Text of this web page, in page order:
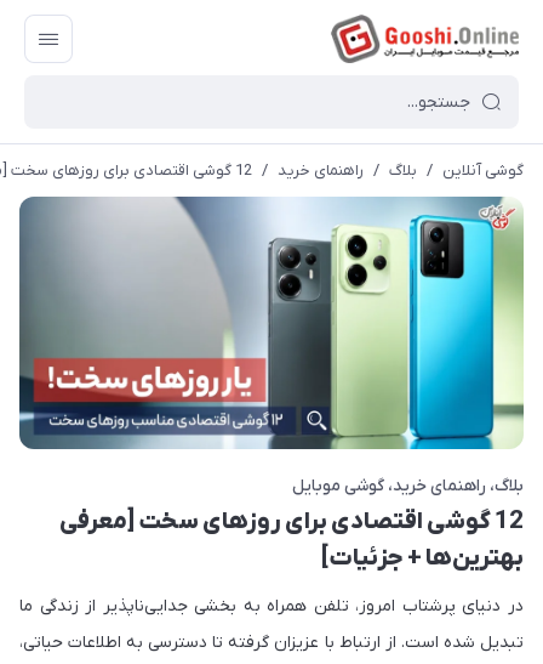
گوشی آنلاین / بلاگ / راهنمای خرید / 12 گوشی اقتصادی برای روزهای سخت [معرفی بهترین‌ها + جزئیات]
بلاگ راهنمای خرید گوشی موبایل
12 گوشی اقتصادی برای روزهای سخت [معرفی
بهترین‌ها + جزئیات]
در دنیای پرشتاب امروز، تلفن همراه به بخشی جدایی‌ناپذیر از زندگی ما
تبدیل شده است. از ارتباط با عزیزان گرفته تا دسترسی به اطلاعات حیاتی،